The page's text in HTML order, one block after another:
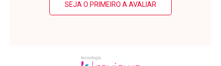
SEJA O PRIMEIRO A AVALIAR